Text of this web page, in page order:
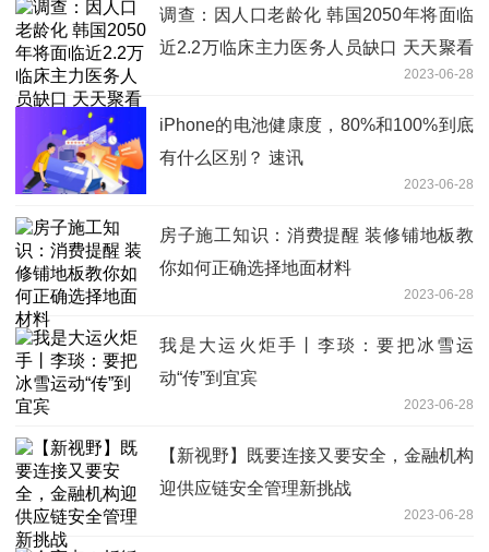
调查：因人口老龄化 韩国2050年将面临
近2.2万临床主力医务人员缺口 天天聚看
2023-06-28
iPhone的电池健康度，80%和100%到底
有什么区别？ 速讯
2023-06-28
房子施工知识：消费提醒 装修铺地板教
你如何正确选择地面材料
2023-06-28
我是大运火炬手丨李琰：要把冰雪运
动“传”到宜宾
2023-06-28
【新视野】既要连接又要安全，金融机构
迎供应链安全管理新挑战
2023-06-28